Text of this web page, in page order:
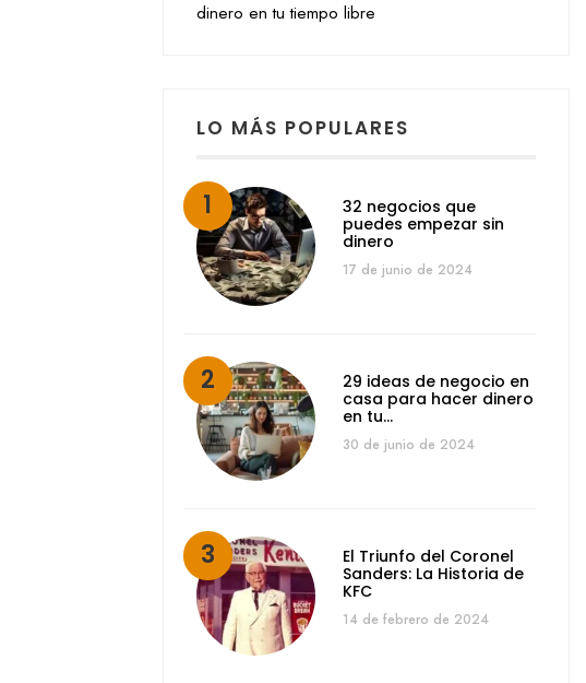
dinero en tu tiempo libre
LO MÁS POPULARES
32 negocios que
puedes empezar sin
dinero
17 de junio de 2024
29 ideas de negocio en
casa para hacer dinero
en tu…
30 de junio de 2024
El Triunfo del Coronel
Sanders: La Historia de
KFC
14 de febrero de 2024